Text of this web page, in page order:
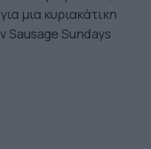
μια κυριακάτικη
Sausage Sundays